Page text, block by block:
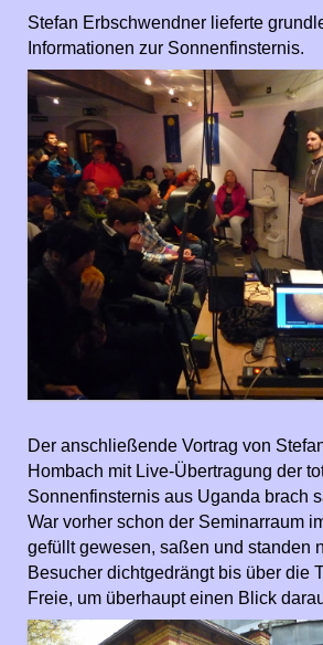
Stefan Erbschwendner lieferte
Informationen zur Sonnenfinsternis.
Der anschließende Vortrag von
Hombach mit Live-Übertragung der
Sonnenfinsternis aus Uganda brach
War vorher schon der Seminarraum
gefüllt gewesen, saßen und standen
Besucher dichtgedrängt bis über die
Freie, um überhaupt einen Blick